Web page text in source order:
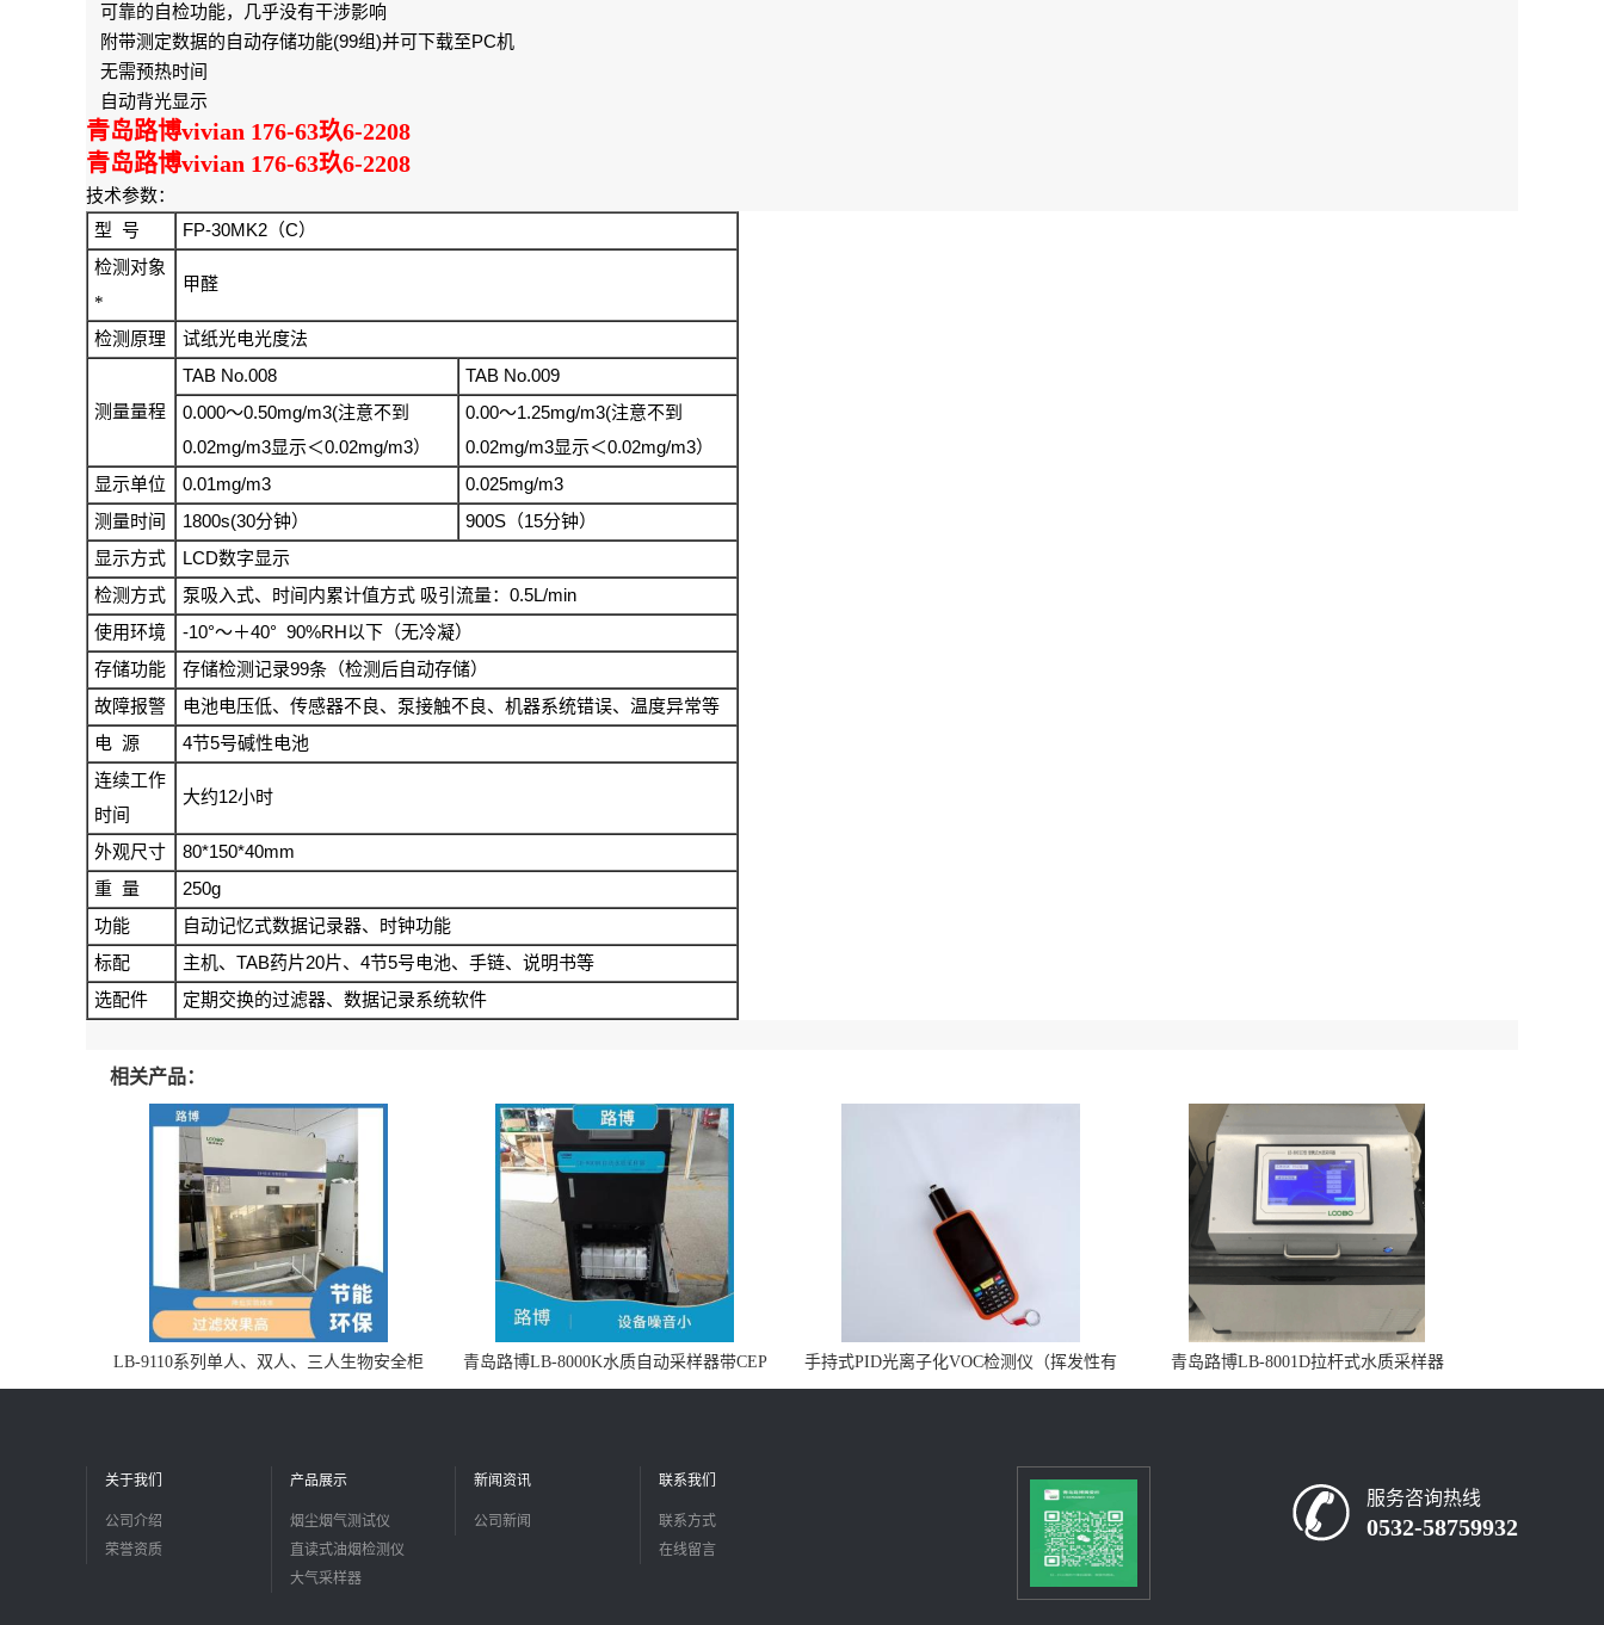
可靠的自检功能，几乎没有干涉影响
附带测定数据的自动存储功能(99组)并可下载至PC机
无需预热时间
自动背光显示
青岛路博vivian 176-63玖6-2208
青岛路博vivian 176-63玖6-2208
技术参数：
型
号 FP-30MK2 （C）
检测对象
*
甲醛
检测原理 试纸光电光度法
测量量程
TAB No.008
TAB No.009
0.000～0.50mg/m3(注意不到
0.02mg/m3显示＜0.02mg/m3）
0.00～1.25mg/m3(注意不到
0.02mg/m3显示＜0.02mg/m3）
显示单位
0.01mg/m3 0.025mg/m3
测量时间 1800s(30分钟） 900S （15分钟）
显示方式
LCD数字显示
检测方式
泵吸入式、时间内累计值方式 吸引流量： 0.5L/min
使用环境 -10°～＋40° 90%RH以下（无冷凝）
存储功能
存储检测记录99条（检测后自动存储）
故障报警
电池电压低、传感器不良、泵接触不良、机器系统错误、温度异常等
电 源 4节5号碱性电池
连续工作
时间
大约12小时
外观尺寸 80*150*40mm
重 量 250g
功能
自动记忆式数据记录器、时钟功能
标配
主机、 TAB药片20片、 4节5号电池、手链、说明书等
选配件
定期交换的过滤器、数据记录系统软件
相关产品：
LB-9110系列单人、双人、三人生物安全柜
适用于科研机构
青岛路博LB-8000K水质自动采样器带CEP
证书
手持式PID光离子化VOC检测仪（挥发性有
机物设备）
青岛路博LB-8001D拉杆式水质采样器
关于我们
公司介绍
荣誉资质
产品展示
烟尘烟气测试仪
直读式油烟检测仪
大气采样器
新闻资讯
公司新闻
联系我们
联系方式
在线留言
服务咨询热线
0532-58759932